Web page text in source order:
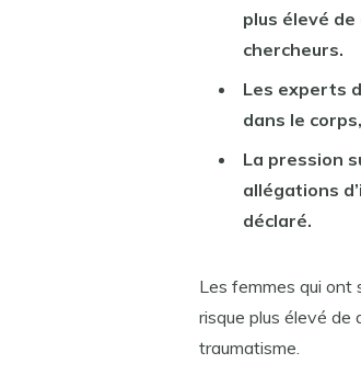
plus élevé
chercheurs.
Les experts
dans le
La pression
allégations
déclaré.
Les femmes qui ont
risque plus élevé de
traumatisme.